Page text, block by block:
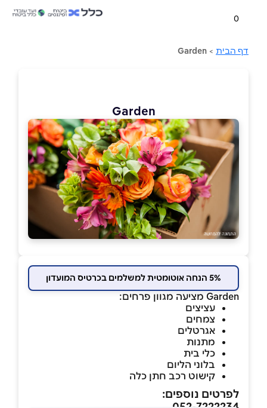
0
דף הבית >
Garden
Garden
5% הנחה אוטומטית למשלמים בכרטיס המועדון
Garden מציעה מגוון פרחים:
עציצים
צמחים
אגרטלים
מתנות
כלי בית
בלוני הליום
קישוט רכב חתן כלה
לפרטים נוספים: